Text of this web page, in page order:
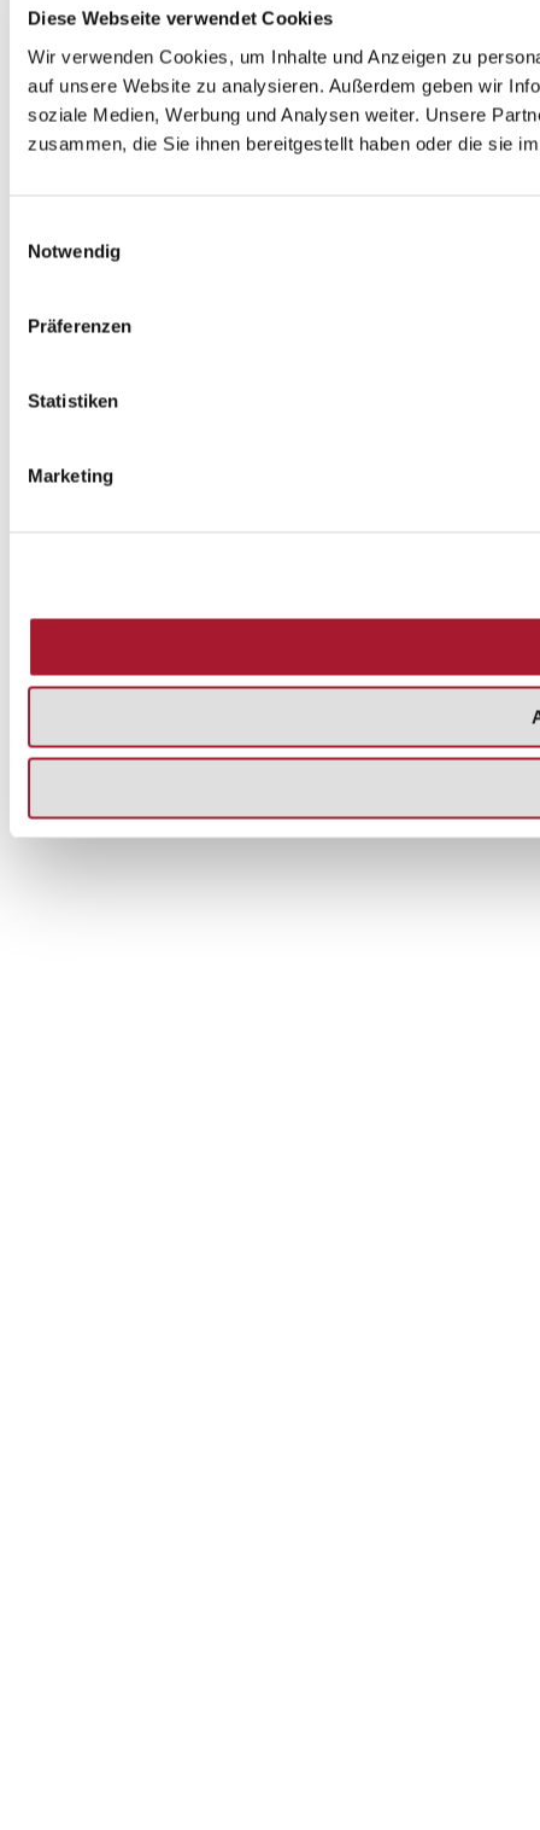
Diese Webseite verwendet Cookies
Wir verwenden Cookies, um Inhalte und Anzeigen zu
auf unsere Website zu analysieren. Außerdem geben wir
soziale Medien, Werbung und Analysen weiter. Unsere
zusammen, die Sie ihnen bereitgestellt haben oder die sie
Notwendig
Präferenzen
Statistiken
Marketing